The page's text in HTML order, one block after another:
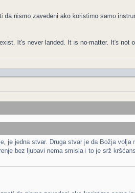
nismo zavedeni ako koristimo samo
It's never landed. It is no-matter. It's not
je jedna stvar. Druga stvar je da Božja
bez ljubavi nema smisla i to je srž